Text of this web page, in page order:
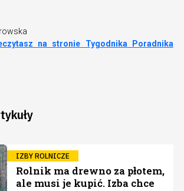
na stronie Tygodnika Poradnika
IZBY ROLNICZE
Rolnik ma drewno za płotem,
ale musi je kupić. Izba chce